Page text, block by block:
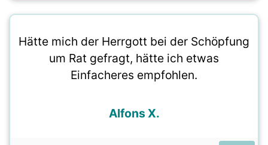
Hätte mich der Herrgott bei der Schöpfung
um Rat gefragt, hätte ich etwas
Einfacheres empfohlen.
Alfons X.